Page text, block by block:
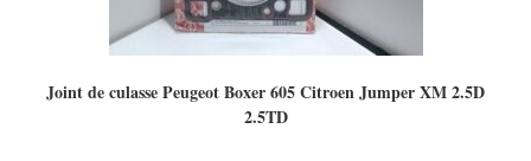
Joint de culasse Peugeot Boxer 605 Citroen Jumper XM 2.5D
2.5TD